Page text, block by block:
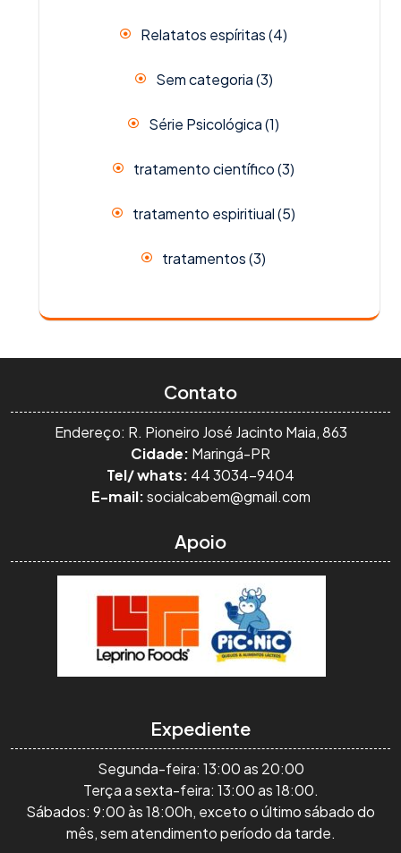
Relatatos espíritas(4)
Sem categoria(3)
Série Psicológica(1)
tratamento científico(3)
tratamento espiritiual(5)
tratamentos(3)
Contato
Endereço: R. Pioneiro José Jacinto Maia, 863
Cidade: Maringá-PR
Tel/ whats: 44 3034-9404
E-mail:socialcabem@gmail.com
Apoio
Expediente
Segunda-feira: 13:00 as 20:00
Terça a sexta-feira: 13:00 as 18:00.
Sábados: 9:00 às 18:00h, exceto o último sábado do
mês, sem atendimento período da tarde.